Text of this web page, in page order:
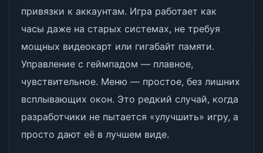
привязки к аккаунтам. Игра работает как
часы даже на старых системах, не требуя
мощных видеокарт или гигабайт памяти.
Управление с геймпадом — плавное,
чувствительное. Меню — простое, без лишних
всплывающих окон. Это редкий случай, когда
разработчики не пытается «улучшить» игру, а
просто дают её в лучшем виде.